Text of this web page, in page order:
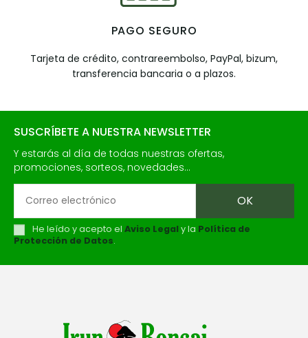
PAGO SEGURO
Tarjeta de crédito, contrareembolso, PayPal, bizum,
transferencia bancaria o a plazos.
SUSCRÍBETE A NUESTRA NEWSLETTER
Y estarás al día de todas nuestras ofertas,
promociones, sorteos, novedades...
He leído y acepto el Aviso Legaly la Política de
Protección de Datos.